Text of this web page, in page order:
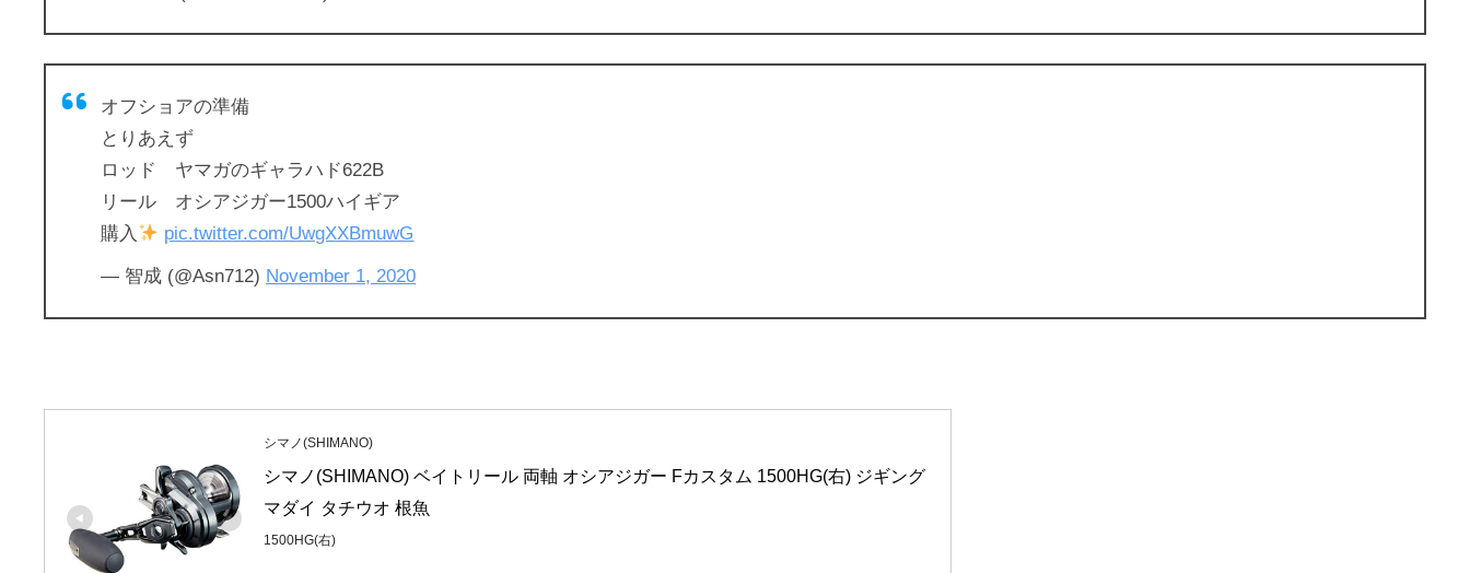
オフショアの準備
とりあえず
ロッド ヤマガのギャラハド622B
リール オシアジガー1500ハイギア
購入
pic.twitter.com/UwgXXBmuwG
— 智成 (@Asn712) November 1, 2020
シマノ(SHIMANO)
シマノ(SHIMANO) ベイトリール 両軸 オシアジガー Fカスタム 1500HG(右) ジギング
マダイ タチウオ 根魚
1500HG(右)